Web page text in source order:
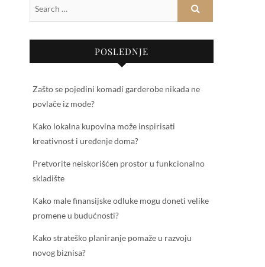
POSLEDNJE
Zašto se pojedini komadi garderobe nikada ne
povlače iz mode?
Kako lokalna kupovina može inspirisati
kreativnost i uređenje doma?
Pretvorite neiskorišćen prostor u funkcionalno
skladište
Kako male finansijske odluke mogu doneti velike
promene u budućnosti?
Kako strateško planiranje pomaže u razvoju
novog biznisa?